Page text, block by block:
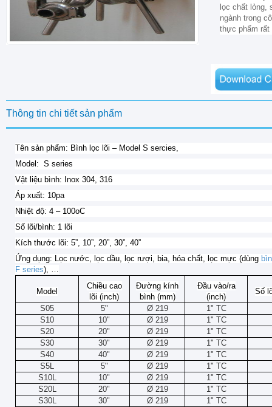
lọc chất lỏng,
ngành trong
thực phẩm rất
Thông tin chi tiết sản phẩm
Tên sản phẩm: Bình lọc lõi – Model S sercies,
Model: S series
Vật liệu bình: Inox 304, 316
Áp xuất: 10pa
Nhiệt độ: 4 – 100oC
Số lõi/bình: 1 lõi
Kích thước lõi: 5”, 10”, 20”, 30”, 40”
Ứng dụng: Lọc nước, lọc dầu, lọc rượi, bia, hóa chất, lọc mực (dùng
F series), …
Model
Chiều cao
lõi (inch)
Đường kính
bình (mm)
Đầu vào/ra
(inch)
Số
S05
5" Ø 219 1" TC
S10
10" Ø 219 1" TC
S20
20" Ø 219 1" TC
S30
30" Ø 219 1" TC
S40
40" Ø 219 1" TC
S5L
5" Ø 219 1" TC
S10L
10" Ø 219 1" TC
S20L
20" Ø 219 1" TC
S30L
30" Ø 219 1" TC